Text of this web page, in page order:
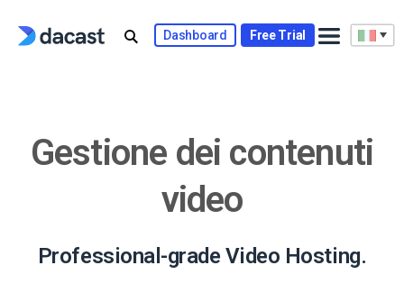
Dashboard Free Trial
Gestione dei contenuti
video
Professional-grade Video Hosting.